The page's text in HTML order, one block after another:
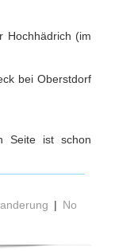
Hochhädrich (im
bei Oberstdorf
Seite ist schon
| No